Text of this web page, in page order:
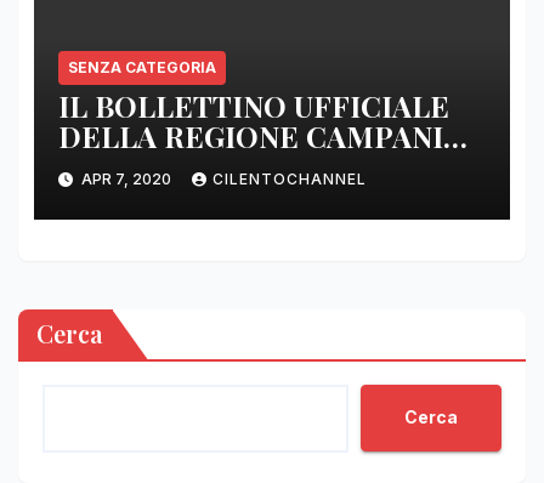
SENZA CATEGORIA
IL BOLLETTINO UFFICIALE
DELLA REGIONE CAMPANIA
DELLE ORE 22.00
APR 7, 2020 CILENTOCHANNEL
Cerca
Cerca